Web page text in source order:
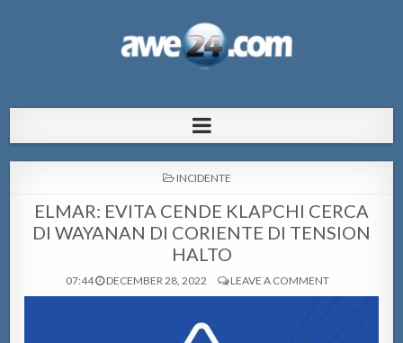
pa Aruba
POSTED
INCIDENTE
ELMAR: EVITA CENDE KLAPCHI CERCA
DI WAYANAN DI CORIENTE DI TENSION
HALTO
07:44 DECEMBER 28, 2022 LEAVE A COMMENT